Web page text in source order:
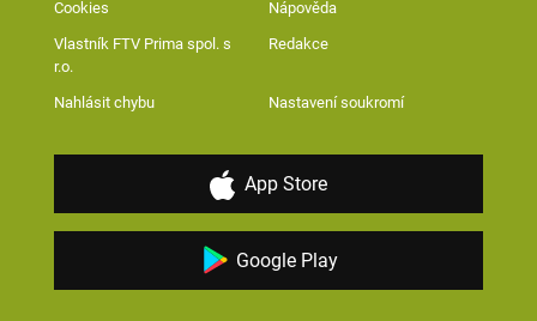
Cookies Nápověda
Vlastník FTV Prima spol. s
r.o.
Redakce
Nahlásit chybu Nastavení soukromí
App Store
Google Play